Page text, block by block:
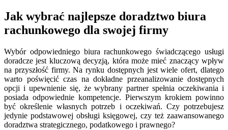
Jak wybrać najlepsze doradztwo biura
rachunkowego dla swojej firmy
Wybór odpowiedniego biura rachunkowego świadczącego usługi
doradcze jest kluczową decyzją, która może mieć znaczący wpływ
na przyszłość firmy. Na rynku dostępnych jest wiele ofert, dlatego
warto poświęcić czas na dokładne przeanalizowanie dostępnych
opcji i upewnienie się, że wybrany partner spełnia oczekiwania i
posiada odpowiednie kompetencje. Pierwszym krokiem powinno
być określenie własnych potrzeb i oczekiwań. Czy potrzebujesz
jedynie podstawowej obsługi księgowej, czy też zaawansowanego
doradztwa strategicznego, podatkowego i prawnego?